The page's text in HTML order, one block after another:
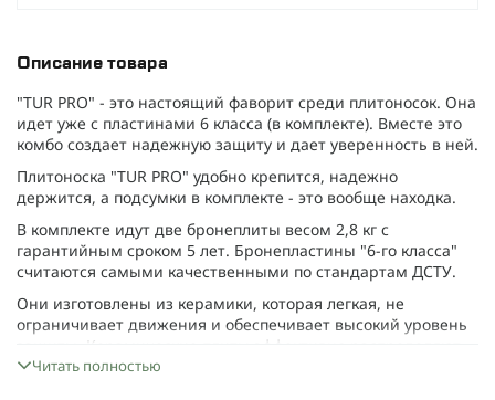
Описание товара
"TUR PRO" - это настоящий фаворит среди плитоносок. Она
идет уже с пластинами 6 класса (в комплекте). Вместе это
комбо создает надежную защиту и дает уверенность в ней.
Плитоноска "TUR PRO" удобно крепится, надежно
держится, а подсумки в комплекте - это вообще находка.
В комплекте идут две бронеплиты весом 2,8 кг с
гарантийным сроком 5 лет. Бронепластины "6-го класса"
считаются самыми качественными по стандартам ДСТУ.
Они изготовлены из керамики, которая легкая, не
ограничивает движения и обеспечивает высокий уровень
защиты. Керамические плиты эффективно распределяют
удар, уменьшая травматические последствия.
Читать полностью